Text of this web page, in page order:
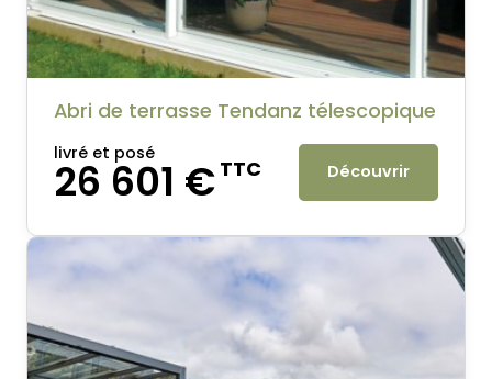
Abri de terrasse Tendanz télescopique
livré et posé
26 601 €TTC Découvrir